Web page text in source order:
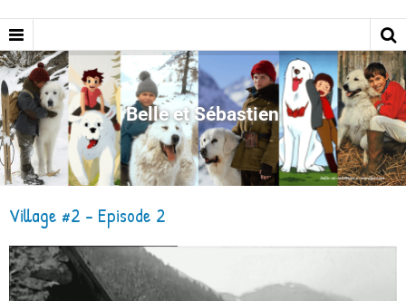
Belle et Sébastien
Village #2 - Episode 2